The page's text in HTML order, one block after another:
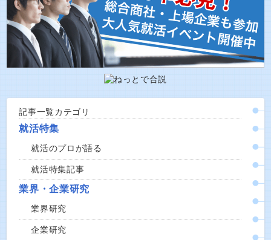
記事一覧カテゴリ
就活特集
就活のプロが語る
就活特集記事
業界・企業研究
業界研究
企業研究